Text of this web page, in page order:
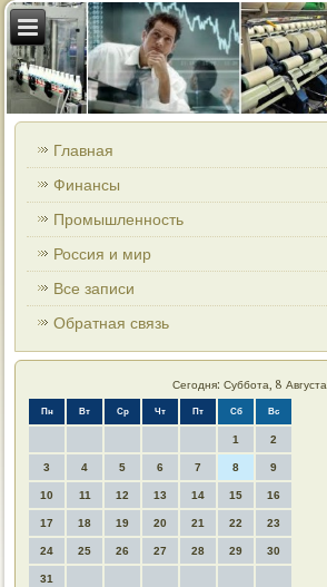
Главная
Финансы
Промышленность
Россия и мир
Все записи
Обратная связь
Сегодня: Суббота, 8 Августа
Пн Вт Ср Чт Пт Сб Вс
1 2
3 4 5 6 7 8 9
10 11 12 13 14 15 16
17 18 19 20 21 22 23
24 25 26 27 28 29 30
31